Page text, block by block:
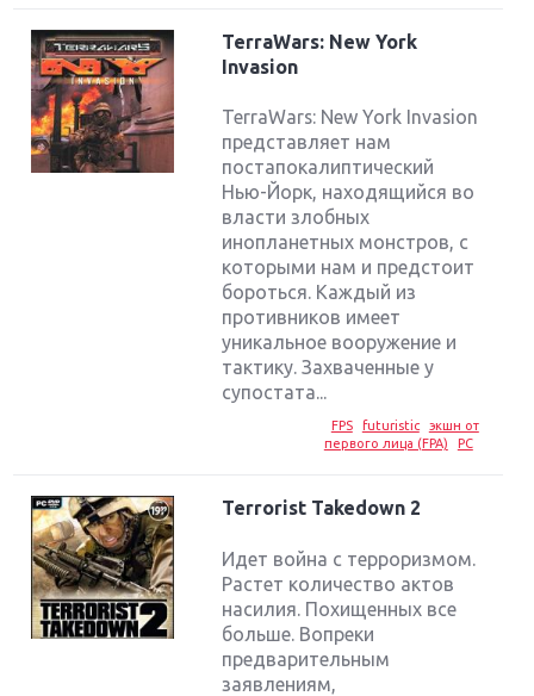
TerraWars: New York
Invasion
TerraWars: New York Invasion
представляет нам
постапокалиптический
Нью-Йорк, находящийся во
власти злобных
инопланетных монстров, с
которыми нам и предстоит
бороться. Каждый из
противников имеет
уникальное вооружение и
тактику. Захваченные у
супостата...
FPS futuristic
экшн от
первого лица (FPA)
PC
Terrorist Takedown 2
Идет война с терроризмом.
Растет количество актов
насилия. Похищенных все
больше. Вопреки
предварительным
заявлениям,